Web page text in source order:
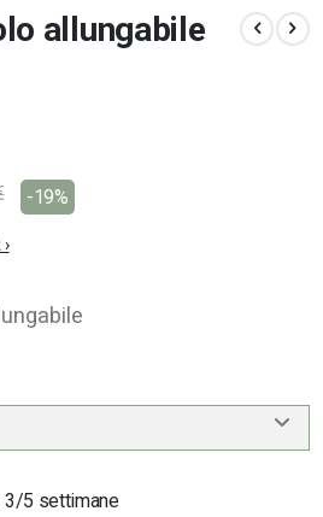
allungabile
-19%
3/5 settimane